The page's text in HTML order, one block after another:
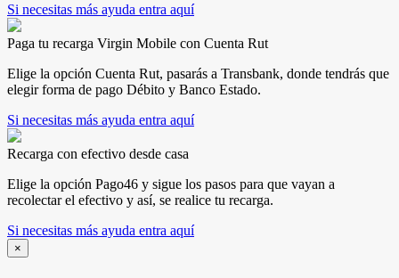
Si necesitas más ayuda entra aquí
Paga tu recarga Virgin Mobile con Cuenta Rut
Elige la opción Cuenta Rut, pasarás a Transbank, donde tendrás que
elegir forma de pago Débito y Banco Estado.
Si necesitas más ayuda entra aquí
Recarga con efectivo desde casa
Elige la opción Pago46 y sigue los pasos para que vayan a
recolectar el efectivo y así, se realice tu recarga.
Si necesitas más ayuda entra aquí
×